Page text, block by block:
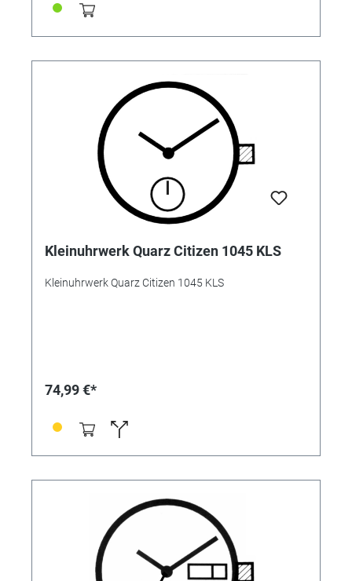
Kleinuhrwerk Quarz Citizen 1045 KLS
Kleinuhrwerk Quarz Citizen 1045 KLS
74,99 €*